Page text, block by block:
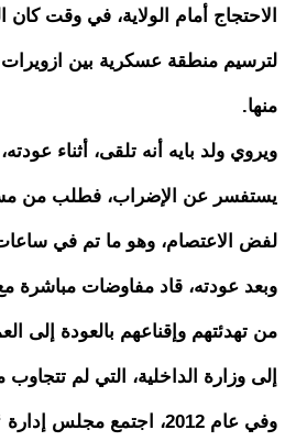
الاحتجاج أمام الولاية، في وقت
لترسيم منطقة عسكرية بين
منها.
ويروي ولد بايه أنه تلقى، أثناء
يستفسر عن الإضراب، فطلب من
لفض الاعتصام، وهو ما تم في
وبعد عودته، قاد مفاوضات مباشرة
من تهدئتهم وإقناعهم بالعودة إلى
إلى وزارة الداخلية، التي لم
وفي عام 2012، اجتمع